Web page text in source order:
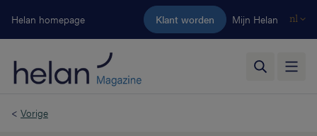
Ga naar de hoofdinhoud
Helan homepage Klant worden Mijn Helan nl
< Vorige